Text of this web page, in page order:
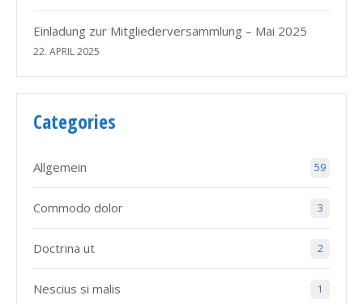
Einladung zur Mitgliederversammlung – Mai 2025
22. APRIL 2025
Categories
Allgemein 59
Commodo dolor 3
Doctrina ut 2
Nescius si malis 1